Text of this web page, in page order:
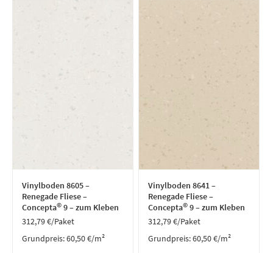
Vinylboden 8605 –
Renegade Fliese –
Concepta© 9 – zum Kleben
312,79€/Paket
Grundpreis:60,50€/m²
Vinylboden 8641 –
Renegade Fliese –
Concepta© 9 – zum Kleben
312,79€/Paket
Grundpreis:60,50€/m²